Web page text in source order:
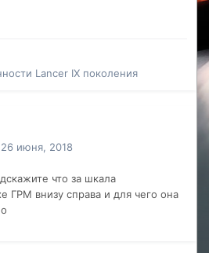
Lancer IX поколения
26 июня, 2018
что за шкала
ГРМ внизу справа и для чего она